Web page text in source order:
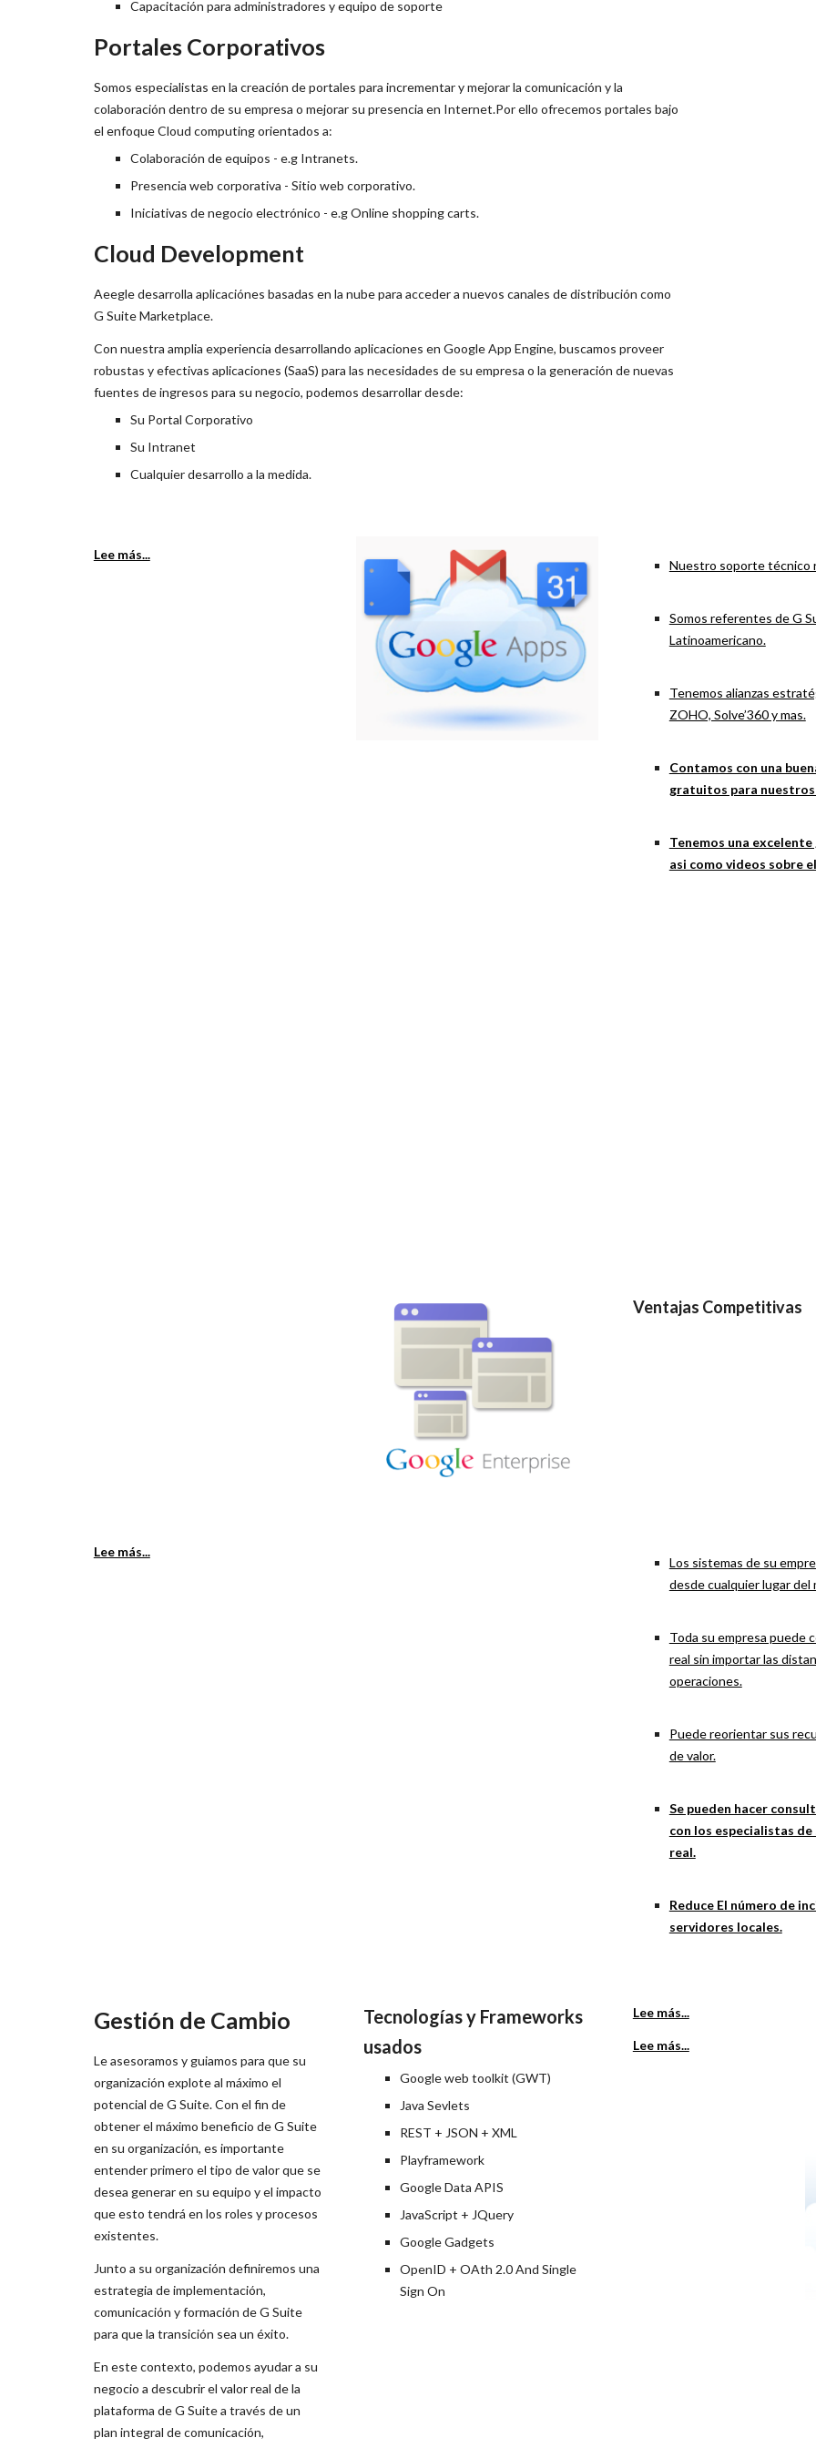
Capacitación para administradores y equipo de soporte
Portales Corporativos
Somos especialistas en la creación de portales para incrementar y mejorar la comunicación y la
colaboración dentro de su empresa o mejorar su presencia en Internet.Por ello ofrecemos portales bajo
el enfoque Cloud computing orientados a:
Colaboración de equipos - e.g Intranets.
Presencia web corporativa - Sitio web corporativo.
Iniciativas de negocio electrónico - e.g Online shopping carts.
Cloud Development
Aeegle desarrolla aplicaciónes basadas en la nube para acceder a nuevos canales de distribución como
G Suite Marketplace.
Con nuestra amplia experiencia desarrollando aplicaciones en Google App Engine, buscamos proveer
robustas y efectivas aplicaciones (SaaS) para las necesidades de su empresa o la generación de nuevas
fuentes de ingresos para su negocio, podemos desarrollar desde:
Su Portal Corporativo
Su Intranet
Cualquier desarrollo a la medida.
Lee más...
Nuestro soporte técnico
Somos referentes de G
Latinoamericano.
Tenemos alianzas
ZOHO, Solve’360 y mas.
Contamos con una
gratuitos para
Tenemos una
asi como videos sobre
Ventajas Competitivas
Lee más...
Los sistemas de su
desde cualquier lugar del
Toda su empresa puede
real sin importar las
operaciones.
Puede reorientar sus
de valor.
Se pueden hacer
con los especialistas
real.
Reduce El número de
servidores locales.
Gestión de Cambio
Le asesoramos y guiamos para que su
organización explote al máximo el
potencial de G Suite. Con el fin de
obtener el máximo beneficio de G Suite
en su organización, es importante
entender primero el tipo de valor que se
desea generar en su equipo y el impacto
que esto tendrá en los roles y procesos
existentes.
Junto a su organización definiremos una
estrategia de implementación,
comunicación y formación de G Suite
para que la transición sea un éxito.
En este contexto, podemos ayudar a su
negocio a descubrir el valor real de la
plataforma de G Suite a través de un
plan integral de comunicación,
Tecnologías y Frameworks
usados
Google web toolkit (GWT)
Java Sevlets
REST + JSON + XML
Playframework
Google Data APIS
JavaScript + JQuery
Google Gadgets
OpenID + OAth 2.0 And Single
Sign On
Lee más...
Lee más...